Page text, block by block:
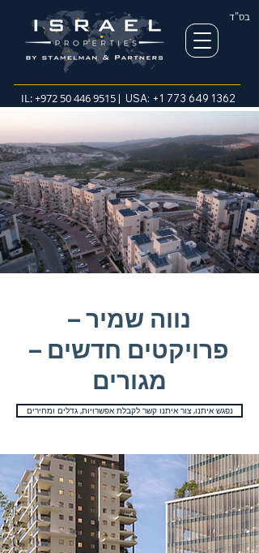
בס"ד
IL:+972 50 446 9515| USA: +1 773 649 1362
נווה שמיר –
פרויקטים חדשים –
מגורים
נפגש איתנו, צור איתנו קשר לקבלת אפשרויות, גדלים ומחירים